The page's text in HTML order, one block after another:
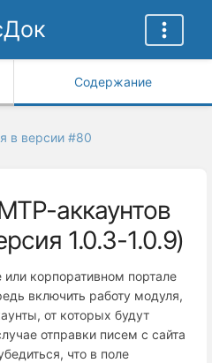
Содержание
в версии #80
аккаунтов
1.0.3-1.0.9)
корпоративном портале
включить работу модуля,
от которых будут
отправки писем с сайта
что в поле